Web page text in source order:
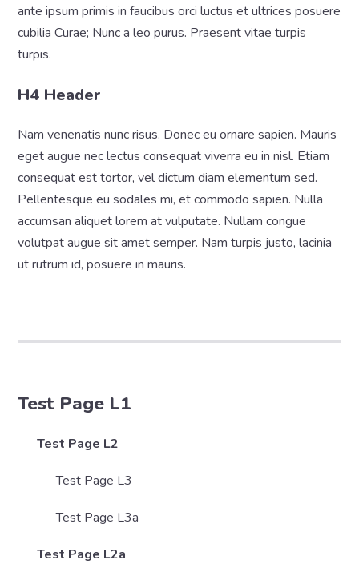
Test Page L1
Test Page L2
Test Page L3
Test Page L3a
Test Page L2a
ante ipsum primis in faucibus orci luctus et ultrices posuere
cubilia Curae; Nunc a leo purus. Praesent vitae turpis
turpis.
H4 Header
Nam venenatis nunc risus. Donec eu ornare sapien. Mauris
eget augue nec lectus consequat viverra eu in nisl. Etiam
consequat est tortor, vel dictum diam elementum sed.
Pellentesque eu sodales mi, et commodo sapien. Nulla
accumsan aliquet lorem at vulputate. Nullam congue
volutpat augue sit amet semper. Nam turpis justo, lacinia
ut rutrum id, posuere in mauris.